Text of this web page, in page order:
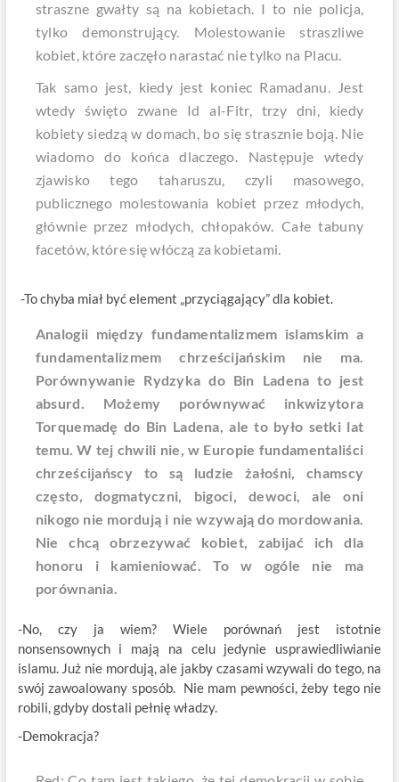
straszne gwałty są na kobietach. I to nie policja,
tylko demonstrujący. Molestowanie straszliwe
kobiet, które zaczęło narastać nie tylko na Placu.
Tak samo jest, kiedy jest koniec Ramadanu. Jest
wtedy święto zwane Id al-Fitr, trzy dni, kiedy
kobiety siedzą w domach, bo się strasznie boją. Nie
wiadomo do końca dlaczego. Następuje wtedy
zjawisko tego taharuszu, czyli masowego,
publicznego molestowania kobiet przez młodych,
głównie przez młodych, chłopaków. Całe tabuny
facetów, które się włóczą za kobietami.
-To chyba miał być element „przyciągający” dla kobiet.
Analogii między fundamentalizmem islamskim a
fundamentalizmem chrześcijańskim nie ma.
Porównywanie Rydzyka do Bin Ladena to jest
absurd. Możemy porównywać inkwizytora
Torquemadę do Bin Ladena, ale to było setki lat
temu. W tej chwili nie, w Europie fundamentaliści
chrześcijańscy to są ludzie żałośni, chamscy
często, dogmatyczni, bigoci, dewoci, ale oni
nikogo nie mordują i nie wzywają do mordowania.
Nie chcą obrzezywać kobiet, zabijać ich dla
honoru i kamieniować. To w ogóle nie ma
porównania.
-No, czy ja wiem? Wiele porównań jest istotnie
nonsensownych i mają na celu jedynie usprawiedliwianie
islamu. Już nie mordują, ale jakby czasami wzywali do tego, na
swój zawoalowany sposób. Nie mam pewności, żeby tego nie
robili, gdyby dostali pełnię władzy.
-Demokracja?